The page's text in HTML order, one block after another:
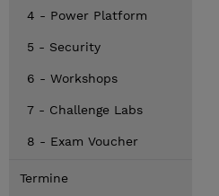
4 - Power Platform
5 - Security
6 - Workshops
7 - Challenge Labs
8 - Exam Voucher
Termine